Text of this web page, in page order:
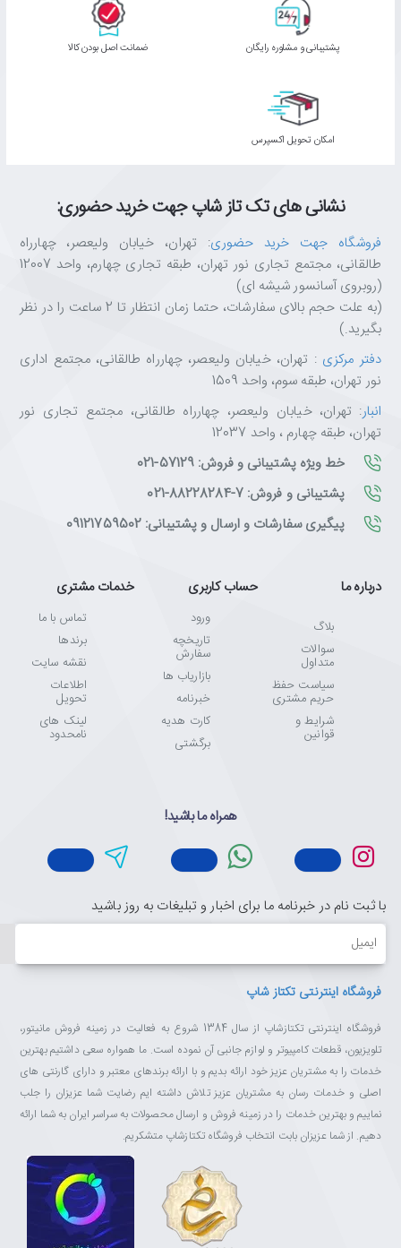
پشتیبانی و مشاوره رایگان ﺿﻤﺎﻧﺖ اﺻﻞ ﺑﻮدن ﮐﺎﻟﺎ
اﻣﮑﺎن ﺗﺤﻮﯾﻞ اﮐﺴﭙﺮس
نشانی های تک تاز شاپ جهت خرید حضوری:
فروشگاه جهت خرید حضوری: تهران، خیابان ولیعصر، چهارراه
طالقانی، مجتمع تجاری نور تهران، طبقه تجاری چهارم، واحد 12007
(روبروی آسانسور شیشه ای)
(به علت حجم بالای سفارشات، حتما زمان انتظار تا 2 ساعت را در نظر
بگیرید.)
دفتر مرکزی : تهران، خیابان ولیعصر، چهارراه طالقانی، مجتمع اداری
نور تهران، طبقه سوم، واحد 1509
انبار: تهران، خیابان ولیعصر، چهارراه طالقانی، مجتمع تجاری نور
تهران، طبقه چهارم ، واحد 12037
خط ویژه پشتیبانی و فروش: 57129-021
پشتیبانی و فروش: 7-88228284-021
پیگیری سفارشات و ارسال و پشتیبانی: 09121759502
درباره ما
بلاگ
سوالات
متداول
سیاست حفظ
حریم مشتری
شرایط و
قوانین
حساب کاربری
ورود
تاریخچه
سفارش
بازاریاب ها
خبرنامه
کارت هدیه
برگشتی
خدمات مشتری
تماس با ما
برندها
نقشه سایت
اطلاعات
تحویل
لینک های
نامحدود
همراه ما باشید!
با ثبت نام در خبرنامه ما برای اخبار و تبلیغات به روز باشید
ایمیل
فروشگاه اینترنتی تکتاز شاپ
فروشگاه اینترنتی تکتازشاپ از سال 1384 شروع به فعالیت در زمینه فروش مانیتور،
تلویزیون، قطعات کامپیوتر و لوازم جانبی آن نموده است. ما همواره سعی داشتیم بهترین
خدمات را به مشتریان عزیز خود ارائه بدیم و با ارائه برندهای معتبر و دارای گارنتی های
اصلی و خدمات رسان به مشتریان عزیز تلاش داشته ایم رضایت شما عزیزان را جلب
نماییم و بهترین خدمات را در زمینه فروش و ارسال محصولات به سراسر ایران به شما ارائه
دهیم. از شما عزیزان بابت انتخاب فروشگاه تکتازشاپ متشکریم.